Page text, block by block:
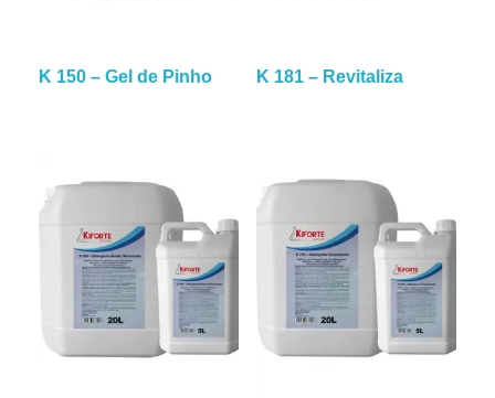
K 150 – Gel de Pinho K 181 – Revitaliza